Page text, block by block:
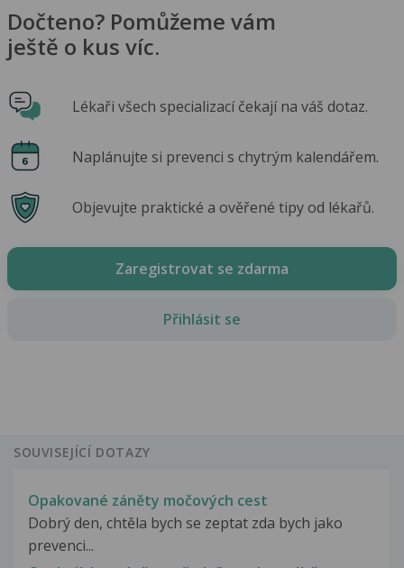
Dočteno? Pomůžeme vám
ještě o kus víc.
Lékaři všech specializací čekají na váš dotaz.
Naplánujte si prevenci s chytrým kalendářem.
Objevujte praktické a ověřené tipy od lékařů.
Zaregistrovat se zdarma
Přihlásit se
SOUVISEJÍCÍ DOTAZY
Opakované záněty močových cest
Dobrý den, chtěla bych se zeptat zda bych jako
prevenci...